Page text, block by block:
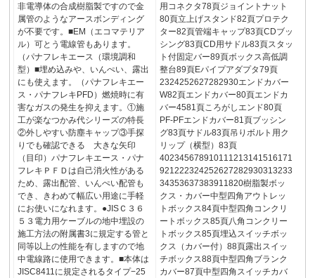
非電導体の合成樹脂製ですので金
属管のようなアースボンディング
が不要です。■EM（エコマテリア
ル）可とう電線管もあります。
（パナフレキエース（環境調和
型）■埋め込みや、いんぺい、露出
にも使えます。（パナフレキエー
ス・パナフレキPFD）燃焼時に有
害なガスの発生を抑えます。①施
工が楽なつかみ代シリーズの特長
②外しやすい防塵キャップ③手探
りでも確認できる 大きな矢印
（目印）パナフレキエース・パナ
フレキＰＦＤは自己消火性がある
ため、露出配管、いんぺい配管も
でき、きわめて幅広い用途に手軽
にお使いになれます。●JISＣ３６
５３電力用ケーブルの地中埋設の
施工方法の附属書3に規定する管と
同等以上の性能を有しますので地
中電線路に使用できます。■本体は
JISC8411に規定されるタイプ−25
用コネクタ78頁ジョイントナット
80頁立上げスタンド82頁プロテク
ター82頁管端キャップ83頁CDブッ
シング83頁CD用サドル83頁スタッ
ト付固定バー89頁ボックス高低調
整台89頁Eパイプアダプタ79頁
2324252627282930エンドカバー
W82頁エンドカバー80頁エンドカ
バー4581頁ころがしエンド80頁
PF-PFエンドカバー81頁ブッシン
グ83頁サドル83頁吊りボルト用ク
リップ（横型）83頁
402345678910111213141516171
921222324252627282930313233
34353637383911820樹脂製ボッ
クス・カバー中型四角アウトレッ
トボックス84頁中型四角コンクリ
ートボックス85頁八角コンクリー
トボックス85頁埋込スイッチボッ
クス（カバー付）88頁露出スイッ
チボックス88頁中型四角ブランク
カバー87頁中型四角スイッチカバ